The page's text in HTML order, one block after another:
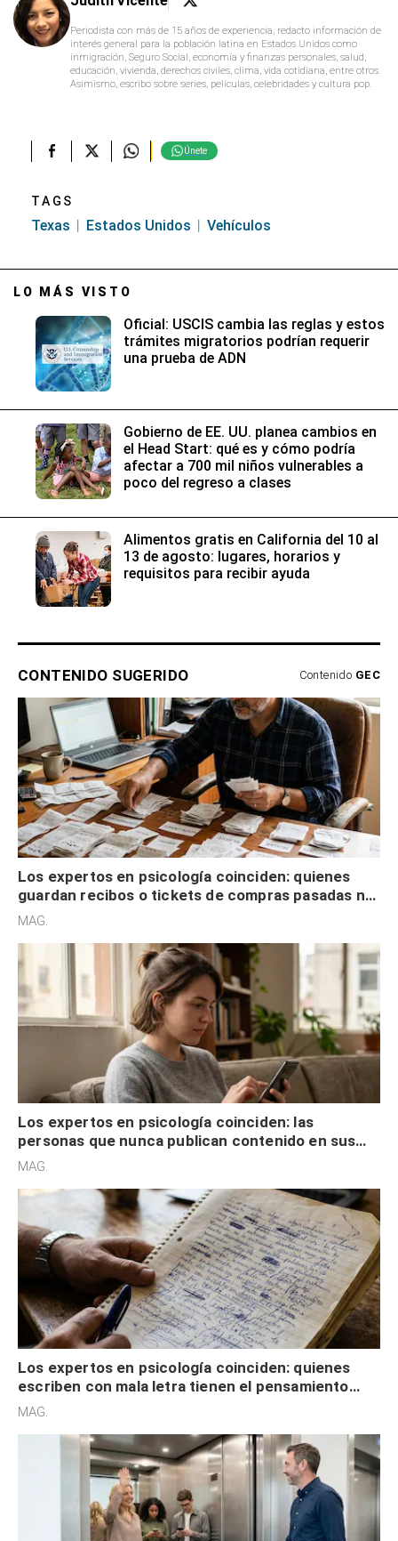
Periodista con más de 15 años de experiencia, redacto información de
interés general para la población latina en Estados Unidos como
inmigración, Seguro Social, economía y finanzas personales, salud,
educación, vivienda, derechos civiles, clima, vida cotidiana, entre otros.
Asimismo, escribo sobre series, películas, celebridades y cultura pop.
Únete
TAGS
Texas Estados Unidos Vehículos
LO MÁS VISTO
Oficial: USCIS cambia las reglas y estos
trámites migratorios podrían requerir
una prueba de ADN
Gobierno de EE. UU. planea cambios en
el Head Start: qué es y cómo podría
afectar a 700 mil niños vulnerables a
poco del regreso a clases
Alimentos gratis en California del 10 al
13 de agosto: lugares, horarios y
requisitos para recibir ayuda
CONTENIDO SUGERIDO Contenido GEC
Los expertos en psicología coinciden: quienes
guardan recibos o tickets de compras pasadas no
son acumuladores, sino que tienen necesidad de
MAG.
Los expertos en psicología coinciden: las
personas que nunca publican contenido en sus
redes sociales no pretenden buscar validación
MAG.
Los expertos en psicología coinciden: quienes
escriben con mala letra tienen el pensamiento
acelerado y no lo hacen por desinterés
MAG.